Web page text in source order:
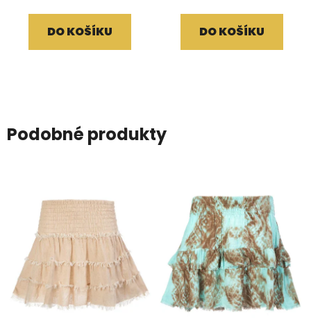
DO KOŠÍKU DO KOŠÍKU
Podobné produkty